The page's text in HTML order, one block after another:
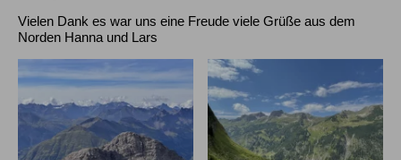
Vielen Dank es war uns eine Freude viele Grüße aus dem
Norden Hanna und Lars